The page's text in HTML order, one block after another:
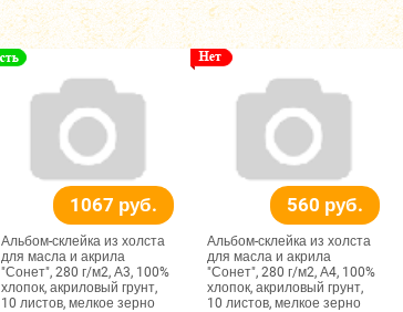
1067 руб.
Альбом-склейка из холста
для масла и акрила
"Сонет", 280 г/м2, А3, 100%
хлопок, акриловый грунт,
10 листов, мелкое зерно
560 руб.
Альбом-склейка из холста
для масла и акрила
"Сонет", 280 г/м2, А4, 100%
хлопок, акриловый грунт,
10 листов, мелкое зерно